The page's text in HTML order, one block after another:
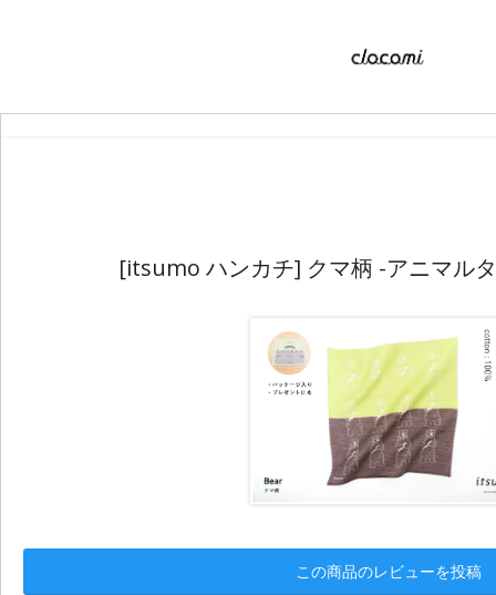
[itsumo ハンカチ] クマ柄 -アニマル
この商品のレビューを投稿